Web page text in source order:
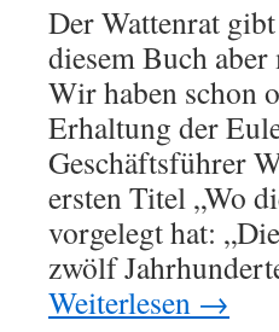
Der Wattenrat
diesem Buch
Wir haben schon
Erhaltung der
Geschäftsführer
ersten Titel „Wo
vorgelegt hat:
zwölf
Weiterlesen →